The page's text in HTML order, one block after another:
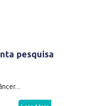
pesquisa